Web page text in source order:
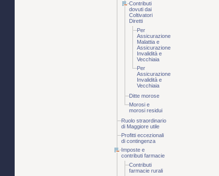
Contributi
dovuti dai
Coltivatori
Diretti
Per
Assicurazione
Malattia e
Assicurazione
Invalidità e
Vecchiaia
Per
Assicurazione
Invalidità e
Vecchiaia
Ditte morose
Morosi e
morosi residui
Ruolo straordinario
di Maggiore utile
Profitti eccezionali
di contingenza
Imposte e
contributi farmacie
Contributi
farmacie rurali